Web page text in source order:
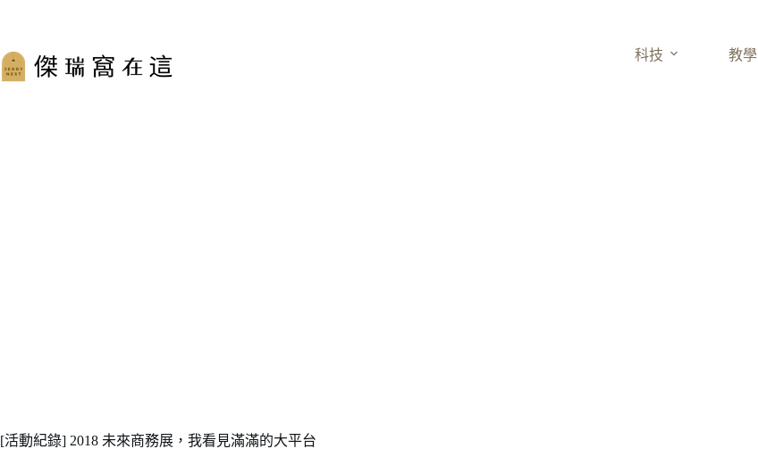
主
要
科技 教學
[活動紀錄] 2018 未來商務展，我看見滿滿的大平台